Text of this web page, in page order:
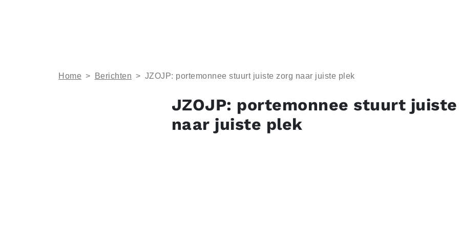
Home > Berichten > JZOJP: portemonnee stuurt juiste zorg naar juiste plek
JZOJP: portemonnee stuurt
naar juiste plek